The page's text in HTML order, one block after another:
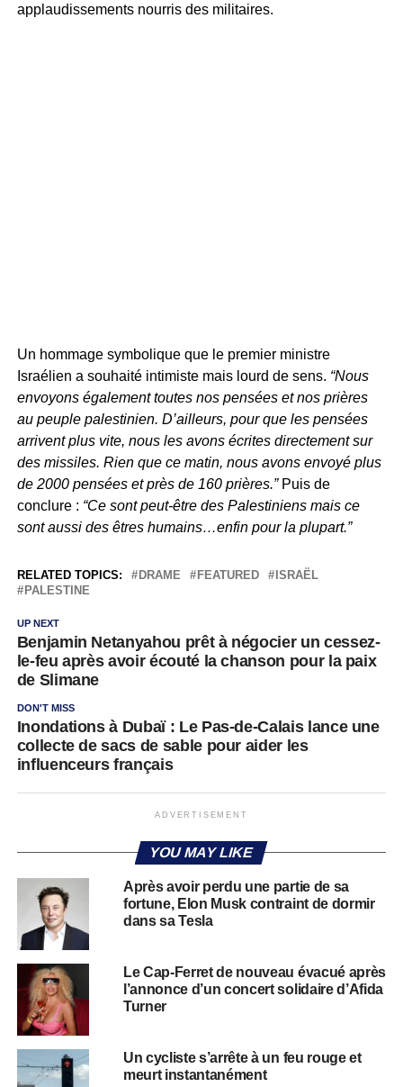
applaudissements nourris des militaires.
Un hommage symbolique que le premier ministre
Israélien a souhaité intimiste mais lourd de sens. “Nous
envoyons également toutes nos pensées et nos prières
au peuple palestinien. D’ailleurs, pour que les pensées
arrivent plus vite, nous les avons écrites directement sur
des missiles. Rien que ce matin, nous avons envoyé plus
de 2000 pensées et près de 160 prières.”Puis de
conclure : “Ce sont peut-être des Palestiniens mais ce
sont aussi des êtres humains…enfin pour la plupart.”
RELATED TOPICS: DRAME FEATURED
ISRAËL
PALESTINE
UP NEXT
Benjamin Netanyahou prêt à négocier un cessez-
le-feu après avoir écouté la chanson pour la paix
de Slimane
DON'T MISS
Inondations à Dubaï : Le Pas-de-Calais lance une
collecte de sacs de sable pour aider les
influenceurs français
ADVERTISEMENT
YOU MAY LIKE
Après avoir perdu une partie de sa
fortune, Elon Musk contraint de dormir
dans sa Tesla
Le Cap-Ferret de nouveau évacué après
l’annonce d’un concert solidaire d’Afida
Turner
Un cycliste s’arrête à un feu rouge et
meurt instantanément